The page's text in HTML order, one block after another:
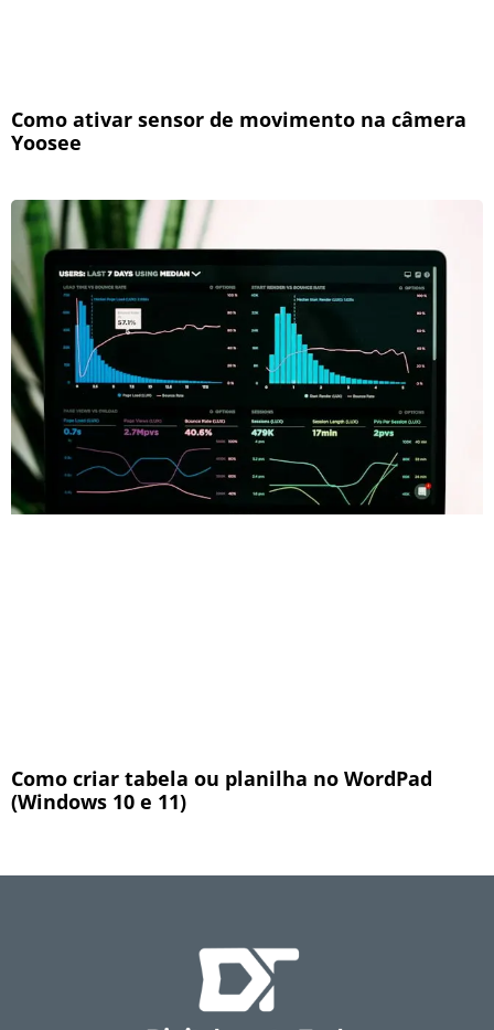
Como ativar sensor de movimento na câmera
Yoosee
Como criar tabela ou planilha no WordPad
(Windows 10 e 11)